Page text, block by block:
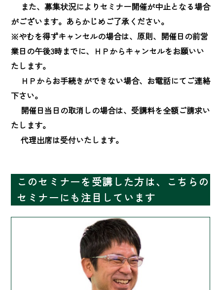
また、募集状況によりセミナー開催が中止となる場合
がございます。あらかじめご了承ください。
※やむを得ずキャンセルの場合は、原則、開催日の前営
業日の午後3時までに、ＨＰからキャンセルをお願いい
たします。
ＨＰからお手続きができない場合、お電話にてご連絡
下さい。
開催日当日の取消しの場合は、受講料を全額ご請求い
たします。
代理出席は受付いたします。
このセミナーを受講した方は、こちらの
セミナーにも注目しています